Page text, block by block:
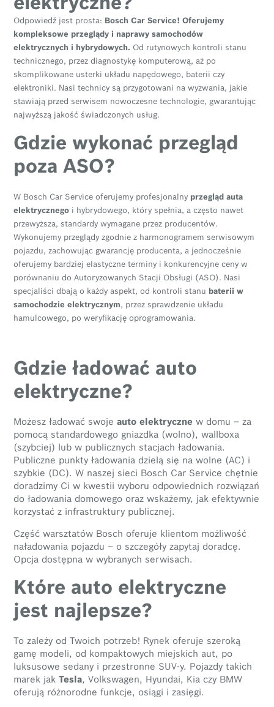
Odpowiedź jest prosta: Bosch Car Service! Oferujemy
kompleksowe przeglądy i naprawy samochodów
elektrycznych i hybrydowych. Od rutynowych kontroli stanu
technicznego, przez diagnostykę komputerową, aż po
skomplikowane usterki układu napędowego, baterii czy
elektroniki. Nasi technicy są przygotowani na wyzwania, jakie
stawiają przed serwisem nowoczesne technologie, gwarantując
najwyższą jakość świadczonych usług.
Gdzie wykonać przegląd
poza ASO?
W Bosch Car Service oferujemy profesjonalny przegląd auta
elektrycznego i hybrydowego, który spełnia, a często nawet
przewyższa, standardy wymagane przez producentów.
Wykonujemy przeglądy zgodnie z harmonogramem serwisowym
pojazdu, zachowując gwarancję producenta, a jednocześnie
oferujemy bardziej elastyczne terminy i konkurencyjne ceny w
porównaniu do Autoryzowanych Stacji Obsługi (ASO). Nasi
specjaliści dbają o każdy aspekt, od kontroli stanu baterii w
samochodzie elektrycznym , przez sprawdzenie układu
hamulcowego, po weryfikację oprogramowania.
Gdzie ładować auto
elektryczne?
Możesz ładować swoje auto elektryczne w domu – za
pomocą standardowego gniazdka (wolno), wallboxa
(szybciej) lub w publicznych stacjach ładowania.
Publiczne punkty ładowania dzielą się na wolne (AC) i
szybkie (DC). W naszej sieci Bosch Car Service chętnie
doradzimy Ci w kwestii wyboru odpowiednich rozwiązań
do ładowania domowego oraz wskażemy, jak efektywnie
korzystać z infrastruktury publicznej.
Część warsztatów Bosch oferuje klientom możliwość
naładowania pojazdu – o szczegóły zapytaj doradcę.
Opcja dostępna w wybranych serwisach.
Które auto elektryczne
jest najlepsze?
To zależy od Twoich potrzeb! Rynek oferuje szeroką
gamę modeli, od kompaktowych miejskich aut, po
luksusowe sedany i przestronne SUV-y. Pojazdy takich
marek jak Tesla, Volkswagen, Hyundai, Kia czy BMW
oferują różnorodne funkcje, osiągi i zasięgi.